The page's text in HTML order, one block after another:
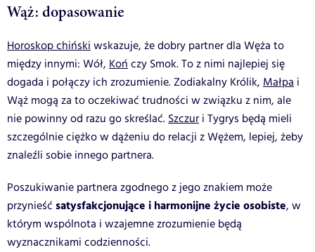
Wąż: dopasowanie
Horoskop chińskiwskazuje, że dobry partner dla Węża to
między innymi: Wół, Kończy Smok. To z nimi najlepiej się
dogada i połączy ich zrozumienie.Zodiakalny Królik, Małpa i
Wąż mogą za to oczekiwać trudności w związku z nim, ale
nie powinny od razu go skreślać.Szczur i Tygrys będą mieli
szczególnie ciężko w dążeniu do relacji zWężem, lepiej, żeby
znaleźli sobie innego partnera.
Poszukiwanie partnera zgodnego z jego znakiem może
przynieść satysfakcjonujące i harmonijne życie osobiste, w
którym wspólnota i wzajemne zrozumienie będą
wyznacznikami codzienności.